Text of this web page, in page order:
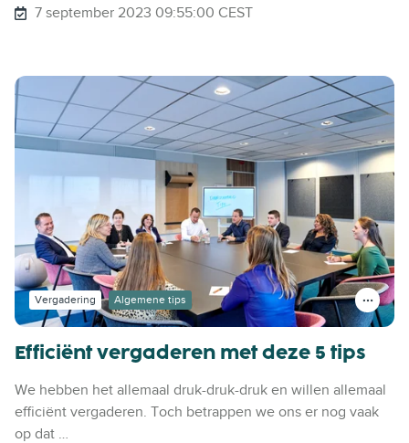
7 september 2023 09:55:00 CEST
Efficiënt vergaderen met deze 5 tips
We hebben het allemaal druk-druk-druk en willen allemaal
efficiënt vergaderen. Toch betrappen we ons er nog vaak
op dat …
Vergadering Algemene tips